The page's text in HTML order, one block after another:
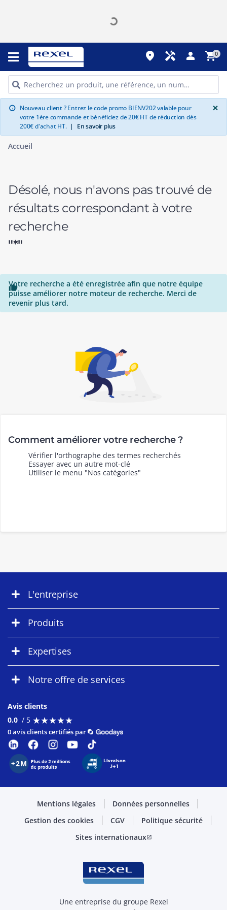
place handyman person shopping_cart0
info Nouveau client ? Entrez le code promo BIENV202 valable pour
votre 1ère commande et bénéficiez de 20€ HT de réduction dès
200€ d'achat HT. | En savoir plus
×
Accueil
Désolé, nous n'avons pas trouvé de
résultats correspondant à votre
recherche
"*"

Votre recherche a été enregistrée afin que notre équipe
puisse améliorer notre moteur de recherche. Merci de
revenir plus tard.
Comment améliorer votre recherche ?
Vérifier l'orthographe des termes recherchés
Essayer avec un autre mot-clé
Utiliser le menu "Nos catégories"
L'entreprise
Produits
Expertises
Notre offre de services
Avis clients
0.0 / 5 ★★★★★
★★★★★
0 avis clients certifiés par
Mentions légales
Données personnelles
Gestion des cookies
CGV
Politique sécurité
Sites internationauxopen_in_new
Une entreprise du groupe Rexel